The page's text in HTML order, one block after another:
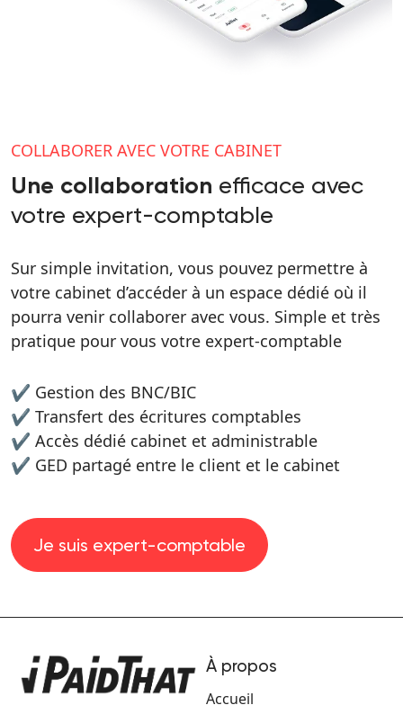
COLLABORER AVEC VOTRE CABINET
Une collaboration efficace avec
votre expert-comptable
Sur simple invitation, vous pouvez permettre à
votre cabinet d’accéder à un espace dédié où il
pourra venir collaborer avec vous. Simple et très
pratique pour vous votre expert-comptable
✔ Gestion des BNC/BIC
✔ Transfert des écritures comptables
✔ Accès dédié cabinet et administrable
✔ GED partagé entre le client et le cabinet
Je suis expert-comptable
À propos
Accueil